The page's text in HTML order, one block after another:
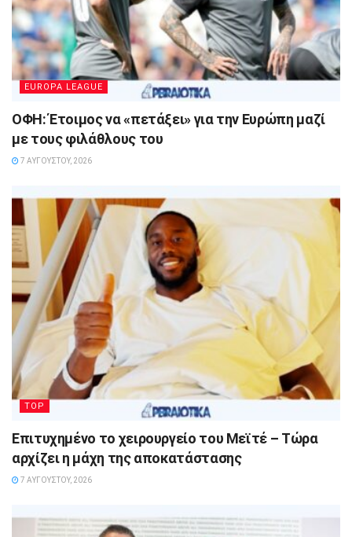
EUROPA LEAGUE
ΟΦΗ: Έτοιμος να «πετάξει» για την Ευρώπη μαζί
με τους φιλάθλους του
7 ΑΥΓΟΎΣΤΟΥ, 2026
TOP
Επιτυχημένο το χειρουργείο του Μεϊτέ – Τώρα
αρχίζει η μάχη της αποκατάστασης
7 ΑΥΓΟΎΣΤΟΥ, 2026